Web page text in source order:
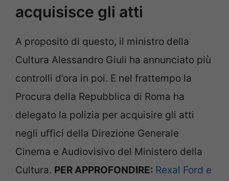
acquisisce gli atti
A proposito di questo, il ministro della
Cultura Alessandro Giuli ha annunciato più
controlli d’ora in poi. E nel frattempo la
Procura della Repubblica di Roma ha
delegato la polizia per acquisire gli atti
negli uffici della Direzione Generale
Cinema e Audiovisivo del Ministero della
Cultura. PER APPROFONDIRE: Rexal Ford e